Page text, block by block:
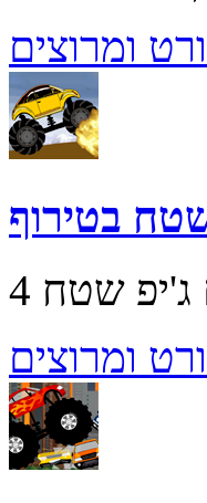
ומרוצים
בטירוף
ומרוצים